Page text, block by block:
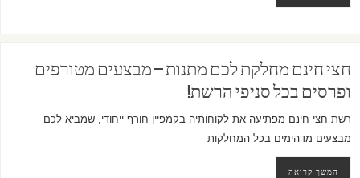
חצי חינם מחלקת לכם מתנות – מבצעים מטורפים
ופרסים בכל סניפי הרשת!
רשת חצי חינם מפתיעה את לקוחותיה בקמפיין חורף ייחודי, שמביא לכם
מבצעים מדהימים בכל המחלקות
המשך קריאה